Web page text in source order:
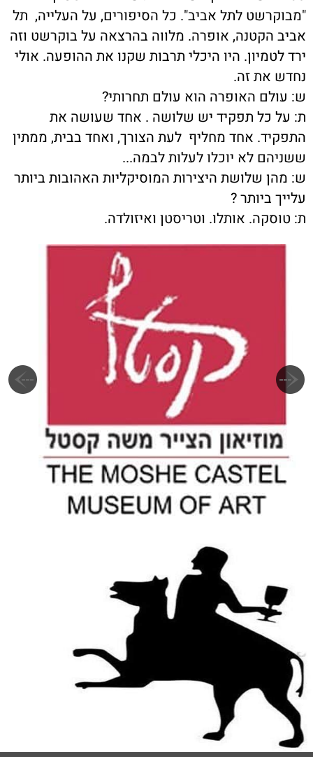
"מבוקרשט לתל אביב". כל הסיפורים, על העלייה, תל
אביב הקטנה, אופרה. מלווה בהרצאה על בוקרשט וזה
ירד לטמיון. היו היכלי תרבות שקנו את ההופעה. אולי
נחדש את זה.
ש: עולם האופרה הוא עולם תחרותי?
ת: על כל תפקיד יש שלושה . אחד שעושה את
התפקיד. אחד מחליף לעת הצורך, ואחד בבית, ממתין
ששניהם לא יוכלו לעלות לבמה...
ש: מהן שלושת היצירות המוסיקליות האהובות ביותר
עלייך ביותר ?
ת: טוסקה. אותלו. וטריסטן ואיזולדה.